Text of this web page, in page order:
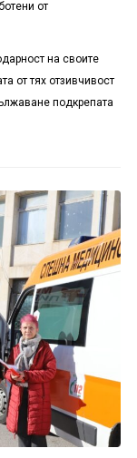
от
на своите
от тях отзивчивост
подкрепата